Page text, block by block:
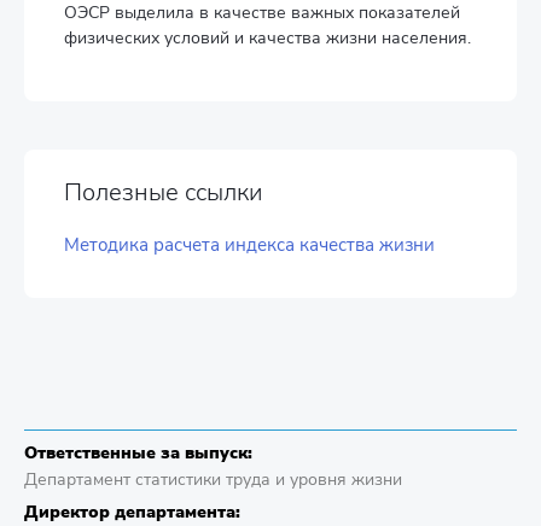
ОЭСР выделила в качестве важных показателей
физических условий и качества жизни населения.
Полезные ссылки
Методика расчета индекса качества жизни
Ответственные за выпуск:
Департамент статистики труда и уровня жизни
Директор департамента: